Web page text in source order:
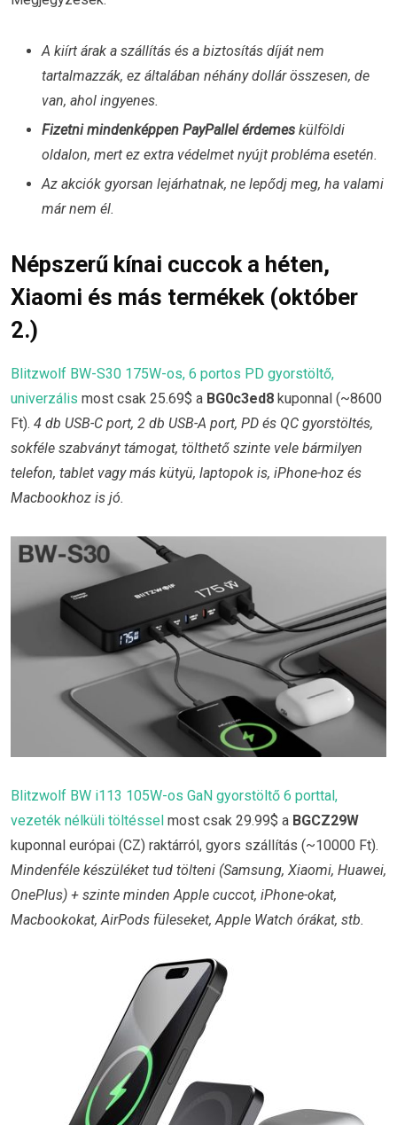
A kiírt árak a szállítás és a biztosítás díját nem
tartalmazzák, ez általában néhány dollár összesen, de
van, ahol ingyenes.
Fizetni mindenképpen PayPallel érdemes külföldi
oldalon, mert ez extra védelmet nyújt probléma esetén.
Az akciók gyorsan lejárhatnak, ne lepődj meg, ha valami
már nem él.
Népszerű kínai cuccok a héten,
Xiaomi és más termékek (október
2.)
Blitzwolf BW-S30 175W-os, 6 portos PD gyorstöltő,
univerzális most csak 25.69$ a BG0c3ed8 kuponnal (~8600
Ft). 4 db USB-C port, 2 db USB-A port, PD és QC gyorstöltés,
sokféle szabványt támogat, tölthető szinte vele bármilyen
telefon, tablet vagy más kütyü, laptopok is, iPhone-hoz és
Macbookhoz is jó.
Blitzwolf BW i113 105W-os GaN gyorstöltő 6 porttal,
vezeték nélküli töltéssel most csak 29.99$ a BGCZ29W
kuponnal európai (CZ) raktárról, gyors szállítás (~10000 Ft).
Mindenféle készüléket tud tölteni (Samsung, Xiaomi, Huawei,
OnePlus) + szinte minden Apple cuccot, iPhone-okat,
Macbookokat, AirPods füleseket, Apple Watch órákat, stb.